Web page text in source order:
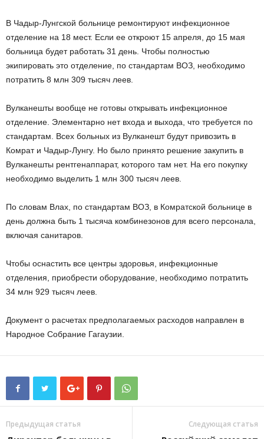
В Чадыр-Лунгской больнице ремонтируют инфекционное
отделение на 18 мест. Если ее откроют 15 апреля, до 15 мая
больница будет работать 31 день. Чтобы полностью
экипировать это отделение, по стандартам ВОЗ, необходимо
потратить 8 млн 309 тысяч леев.
Вулканешты вообще не готовы открывать инфекционное
отделение. Элементарно нет входа и выхода, что требуется по
стандартам. Всех больных из Вулканешт будут привозить в
Комрат и Чадыр-Лунгу. Но было принято решение закупить в
Вулканешты рентгенаппарат, которого там нет. На его покупку
необходимо выделить 1 млн 300 тысяч леев.
По словам Влах, по стандартам ВОЗ, в Комратской больнице в
день должна быть 1 тысяча комбинезонов для всего персонала,
включая санитаров.
Чтобы оснастить все центры здоровья, инфекционные
отделения, приобрести оборудование, необходимо потратить
34 млн 929 тысяч леев.
Документ о расчетах предполагаемых расходов направлен в
Народное Собрание Гагаузии.
Предыдущая статья Следующая статья